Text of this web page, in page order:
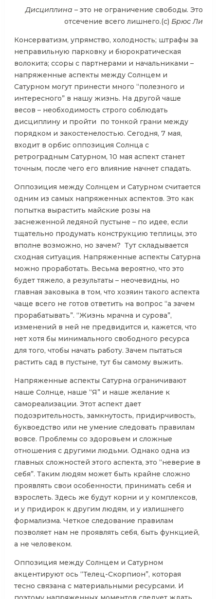
Дисциплина – это не ограничение свободы. Это
отсечение всего лишнего.(с) Брюс Ли
Консерватизм, упрямство, холодность; штрафы за
неправильную парковку и бюрократическая
волокита; ссоры с партнерами и начальниками –
напряженные аспекты между Солнцем и
Сатурном могут принести много “полезного и
интересного” в нашу жизнь. На другой чаше
весов – необходимость строго соблюдать
дисциплину и пройти по тонкой грани между
порядком и закостенелостью. Сегодня, 7 мая,
входит в орбис оппозиция Солнца с
ретроградным Сатурном, 10 мая аспект станет
точным, после чего его влияние начнет спадать.
Оппозиция между Солнцем и Сатурном считается
одним из самых напряженных аспектов. Это как
попытка вырастить майские розы на
заснеженной ледяной пустыне – по идее, если
тщательно продумать конструкцию теплицы, это
вполне возможно, но зачем? Тут складывается
сходная ситуация. Напряженные аспекты Сатурна
можно проработать. Весьма вероятно, что это
будет тяжело, а результаты – неочевидны, но
главная заковыка в том, что хозяин такого аспекта
чаще всего не готов ответить на вопрос “а зачем
прорабатывать”. “Жизнь мрачна и сурова”,
изменений в ней не предвидится и, кажется, что
нет хотя бы минимального свободного ресурса
для того, чтобы начать работу. Зачем пытаться
растить сад в пустыне, тут бы самому выжить.
Напряженные аспекты Сатурна ограничивают
наше Солнце, наше “Я” и наше желание к
самореализации. Этот аспект дает
подозрительность, замкнутость, придирчивость,
буквоедство или не умение следовать правилам
вовсе. Проблемы со здоровьем и сложные
отношения с другими людьми. Однако одна из
главных сложностей этого аспекта, это “неверие в
себя”. Таким людям может быть крайне сложно
проявлять свои особенности, принимать себя и
взрослеть. Здесь же будут корни и у комплексов,
и у придирок к другим людям, и у излишнего
формализма. Четкое следование правилам
позволяет нам не проявлять себя, быть функцией,
а не человеком.
Оппозиция между Солнцем и Сатурном
акцентируют ось “Телец-Скорпион”, которая
тесно связана с материальными ресурсами. И